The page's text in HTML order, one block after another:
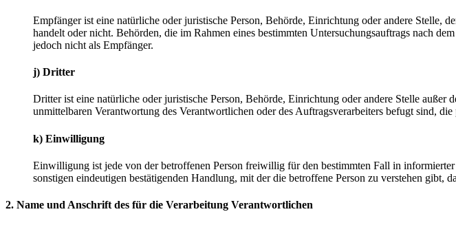
Empfänger ist eine natürliche oder juristische Person, Behörde, Einrichtung oder andere Stelle,
handelt oder nicht. Behörden, die im Rahmen eines bestimmten Untersuchungsauftrags nach
jedoch nicht als Empfänger.
j) Dritter
Dritter ist eine natürliche oder juristische Person, Behörde, Einrichtung oder andere Stelle
unmittelbaren Verantwortung des Verantwortlichen oder des Auftragsverarbeiters befugt sind, die
k) Einwilligung
Einwilligung ist jede von der betroffenen Person freiwillig für den bestimmten Fall in
sonstigen eindeutigen bestätigenden Handlung, mit der die betroffene Person zu verstehen gibt,
2. Name und Anschrift des für die Verarbeitung Verantwortlichen